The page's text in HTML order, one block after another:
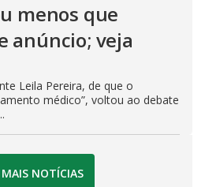
menos que
anúncio; veja
Leila Pereira, de que o
médico”, voltou ao debate
MAIS NOTÍCIAS